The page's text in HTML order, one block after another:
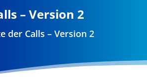
– Version 2
der Calls – Version 2